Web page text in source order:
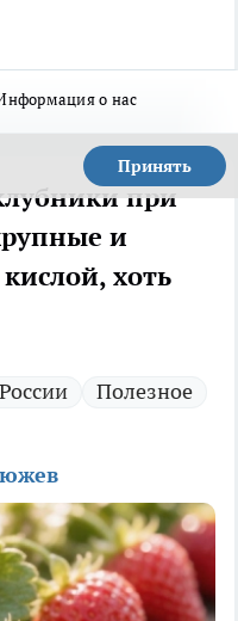
о нас
Принять
при
и
хоть
Полезное